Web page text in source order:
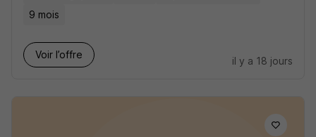
9 mois
Voir l’offre
il y a 18 jours